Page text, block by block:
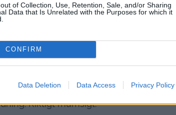
of Collection, Use, Retention, Sale, and/or Sharing
Data that Is Unrelated with the Purposes for which it
CONFIRM
Data Deletion Data Access Privacy Policy
sen provade jag & Jonathan kyckling
Riktigt mumsigt.